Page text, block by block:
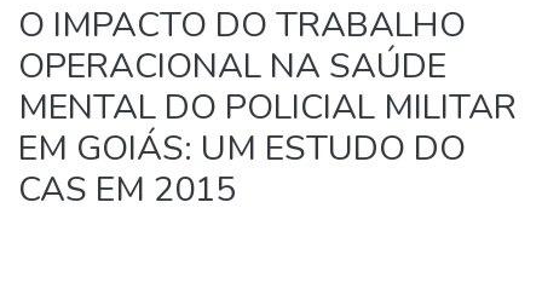
O IMPACTO DO TRABALHO
OPERACIONAL NA SAÚDE
MENTAL DO POLICIAL MILITAR
EM GOIÁS: UM ESTUDO DO
CAS EM 2015